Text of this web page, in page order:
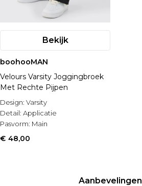
Bekijk
boohooMAN
Velours Varsity Joggingbroek
Met Rechte Pijpen
Design: Varsity
Detail: Applicatie
Pasvorm: Main
€ 48,00
Aanbevelingen